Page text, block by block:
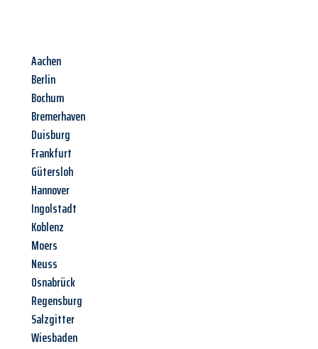
Aachen
Berlin
Bochum
Bremerhaven
Duisburg
Frankfurt
Gütersloh
Hannover
Ingolstadt
Koblenz
Moers
Neuss
Osnabrück
Regensburg
Salzgitter
Wiesbaden